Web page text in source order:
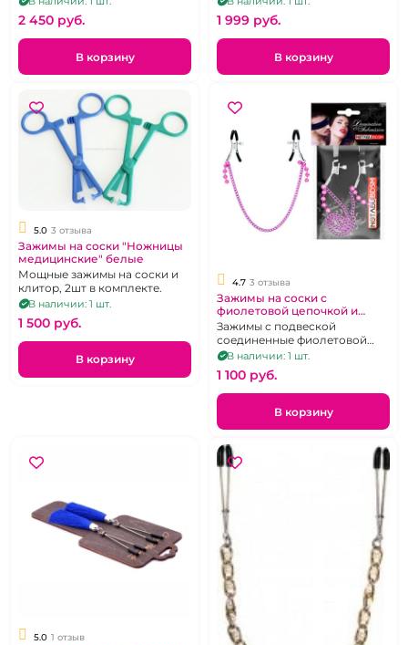
2 450 pуб.
В корзину
1 999 pуб.
В корзину
5.0 3 отзыва
Зажимы на соски "Ножницы
медицинские" белые
Мощные зажимы на соски и
клитор, 2шт в комплекте.
В наличии: 1 шт.
1 500 pуб.
В корзину
4.7 3 отзыва
Зажимы на соски с
фиолетовой цепочкой и
шариками -подвесками
Зажимы с подвеской
соединенные фиолетовой
цепочкой
В наличии: 1 шт.
1 100 pуб.
В корзину
5.0 1 отзыв